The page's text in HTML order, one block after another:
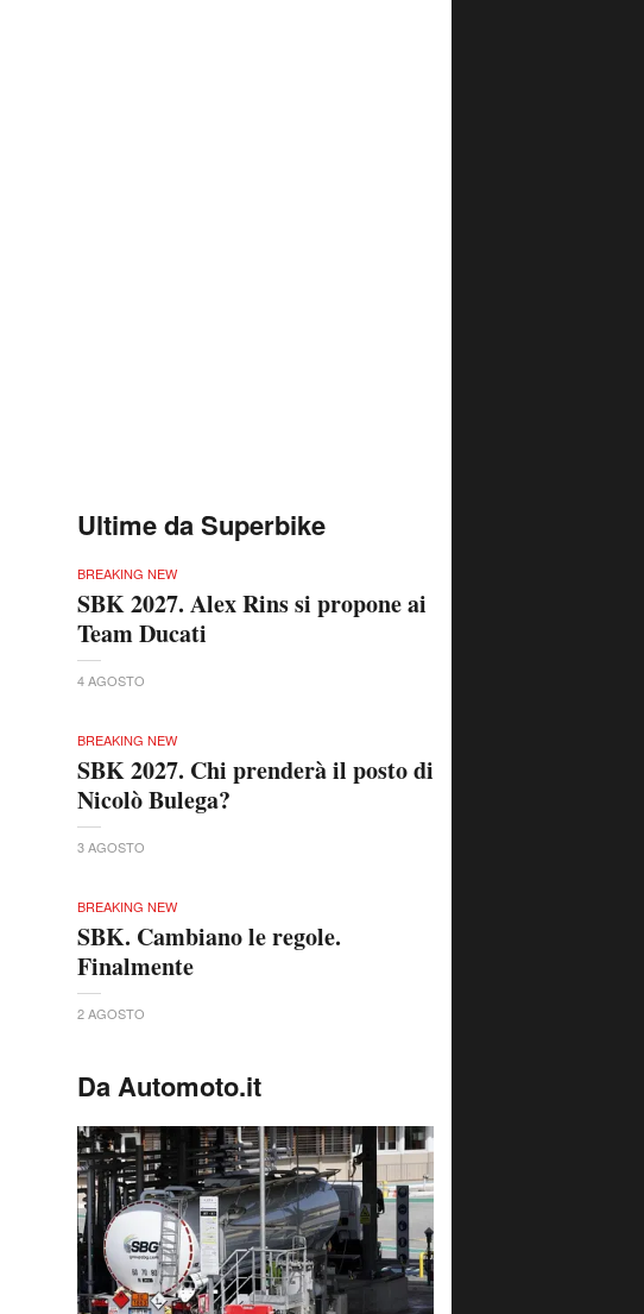
Ultime da Superbike
BREAKING NEW
SBK 2027. Alex Rins si propone ai
Team Ducati
4 AGOSTO
BREAKING NEW
SBK 2027. Chi prenderà il posto di
Nicolò Bulega?
3 AGOSTO
BREAKING NEW
SBK. Cambiano le regole.
Finalmente
2 AGOSTO
Da Automoto.it